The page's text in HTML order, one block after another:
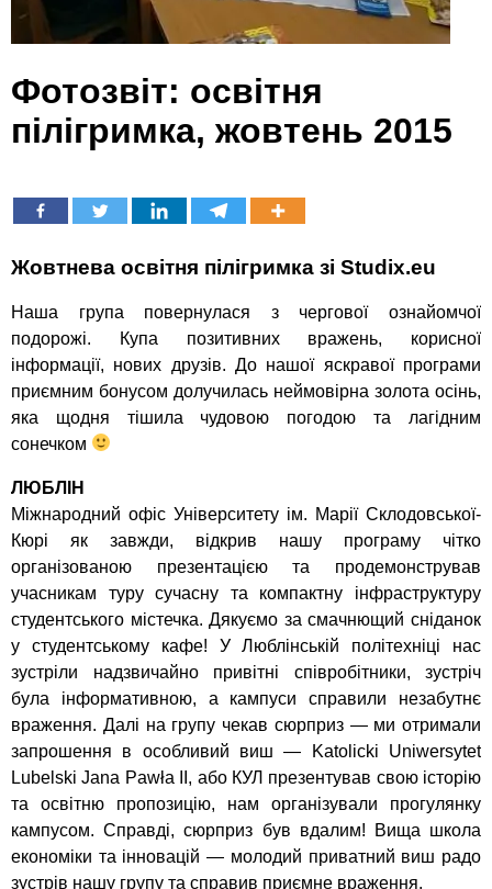
Фотозвіт: освітня
пілігримка, жовтень 2015
Жовтнева освітня пілігримка зі Studix.eu
Наша група повернулася з чергової ознайомчої
подорожі. Купа позитивних вражень, корисної
інформації, нових друзів. До нашої яскравої програми
приємним бонусом долучилась неймовірна золота осінь,
яка щодня тішила чудовою погодою та лагідним
сонечком
ЛЮБЛІН
Міжнародний офіс Університету ім. Марії Склодовської-
Кюрі як завжди, відкрив нашу програму чітко
організованою презентацією та продемонстрував
учасникам туру сучасну та компактну інфраструктуру
студентського містечка. Дякуємо за смачнющий сніданок
у студентському кафе! У Люблінській політехніці нас
зустріли надзвичайно привітні співробітники, зустріч
була інформативною, а кампуси справили незабутнє
враження. Далі на групу чекав сюрприз — ми отримали
запрошення в особливий виш — Katolicki Uniwersytet
Lubelski Jana Pawła II, або КУЛ презентував свою історію
та освітню пропозицію, нам організували прогулянку
кампусом. Справді, сюрприз був вдалим! Вища школа
економіки та інновацій — молодий приватний виш радо
зустрів нашу групу та справив приємне враження.